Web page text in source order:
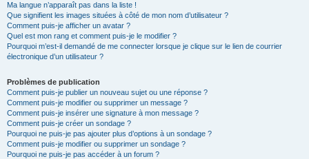
Ma langue n’apparaît pas dans la liste !
Que signifient les images situées à côté de mon nom d’utilisateur ?
Comment puis-je afficher un avatar ?
Quel est mon rang et comment puis-je le modifier ?
Pourquoi m’est-il demandé de me connecter lorsque je clique sur le lien de courrier
électronique d’un utilisateur ?
Problèmes de publication
Comment puis-je publier un nouveau sujet ou une réponse ?
Comment puis-je modifier ou supprimer un message ?
Comment puis-je insérer une signature à mon message ?
Comment puis-je créer un sondage ?
Pourquoi ne puis-je pas ajouter plus d’options à un sondage ?
Comment puis-je modifier ou supprimer un sondage ?
Pourquoi ne puis-je pas accéder à un forum ?